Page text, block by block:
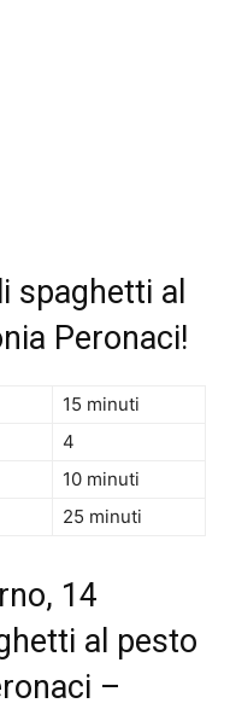
spaghetti al
Peronaci!
15 minuti
4
10 minuti
25 minuti
14
al pesto
–